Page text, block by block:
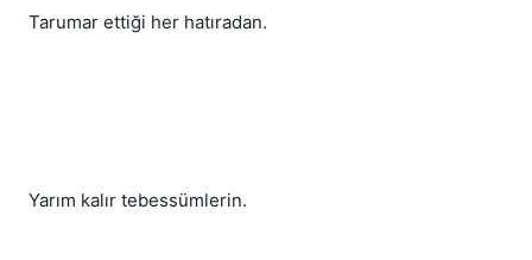
Tarumar ettiği her hatıradan.
Yarım kalır tebessümlerin.